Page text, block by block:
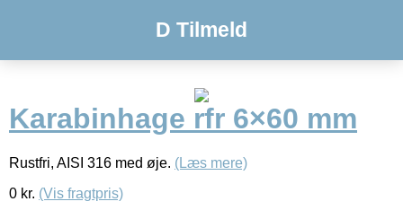
D Tilmeld
Karabinhage rfr 6×60 mm
Rustfri, AISI 316 med øje. (Læs mere)
0 kr. (Vis fragtpris)